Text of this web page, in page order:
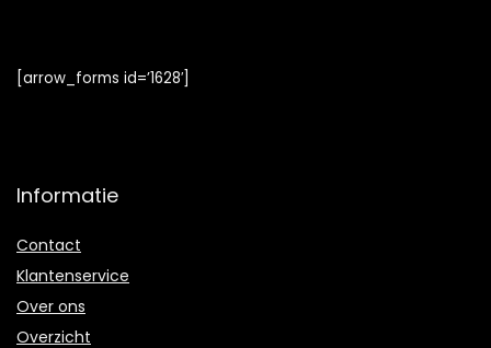
[arrow_forms id=’1628′]
Informatie
Contact
Klantenservice
Over ons
Overzicht